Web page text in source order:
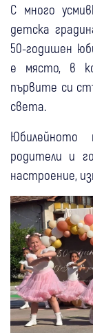
С много
детска
50-годишен
е място, в
първите си
света.
Юбилейното
родители и
настроение,